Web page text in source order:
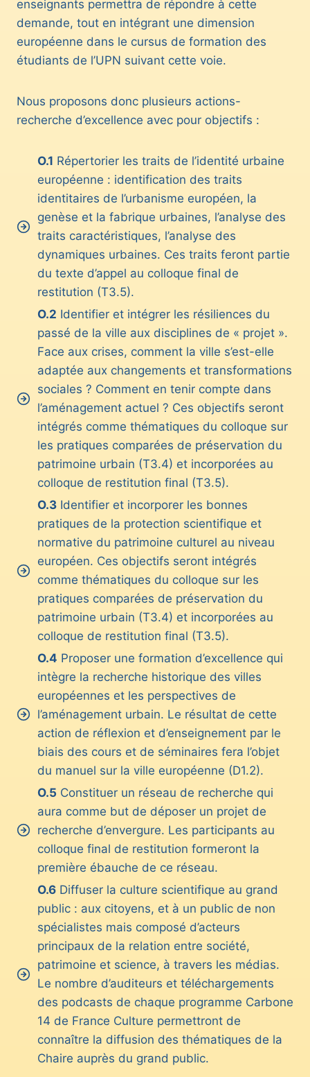
enseignants permettra de répondre à cette
demande, tout en intégrant une dimension
européenne dans le cursus de formation des
étudiants de l’UPN suivant cette voie.
Nous proposons donc plusieurs actions-
recherche d’excellence avec pour objectifs :
O.1 Répertorier les traits de l’identité urbaine
européenne : identification des traits
identitaires de l’urbanisme européen, la
genèse et la fabrique urbaines, l’analyse des
traits caractéristiques, l’analyse des
dynamiques urbaines. Ces traits feront partie
du texte d’appel au colloque final de
restitution (T3.5).
O.2 Identifier et intégrer les résiliences du
passé de la ville aux disciplines de « projet ».
Face aux crises, comment la ville s’est-elle
adaptée aux changements et transformations
sociales ? Comment en tenir compte dans
l’aménagement actuel ? Ces objectifs seront
intégrés comme thématiques du colloque sur
les pratiques comparées de préservation du
patrimoine urbain (T3.4) et incorporées au
colloque de restitution final (T3.5).
O.3 Identifier et incorporer les bonnes
pratiques de la protection scientifique et
normative du patrimoine culturel au niveau
européen. Ces objectifs seront intégrés
comme thématiques du colloque sur les
pratiques comparées de préservation du
patrimoine urbain (T3.4) et incorporées au
colloque de restitution final (T3.5).
O.4 Proposer une formation d’excellence qui
intègre la recherche historique des villes
européennes et les perspectives de
l’aménagement urbain. Le résultat de cette
action de réflexion et d’enseignement par le
biais des cours et de séminaires fera l’objet
du manuel sur la ville européenne (D1.2).
O.5 Constituer un réseau de recherche qui
aura comme but de déposer un projet de
recherche d’envergure. Les participants au
colloque final de restitution formeront la
première ébauche de ce réseau.
O.6 Diffuser la culture scientifique au grand
public : aux citoyens, et à un public de non
spécialistes mais composé d’acteurs
principaux de la relation entre société,
patrimoine et science, à travers les médias.
Le nombre d’auditeurs et téléchargements
des podcasts de chaque programme Carbone
14 de France Culture permettront de
connaître la diffusion des thématiques de la
Chaire auprès du grand public.